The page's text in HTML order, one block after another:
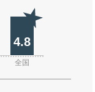
4.8
全国